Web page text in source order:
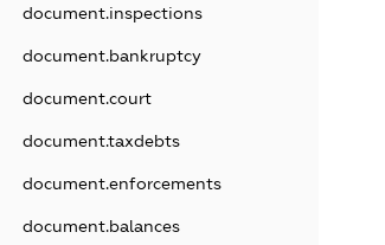
document.inspections
document.bankruptcy
document.court
document.taxdebts
document.enforcements
document.balances